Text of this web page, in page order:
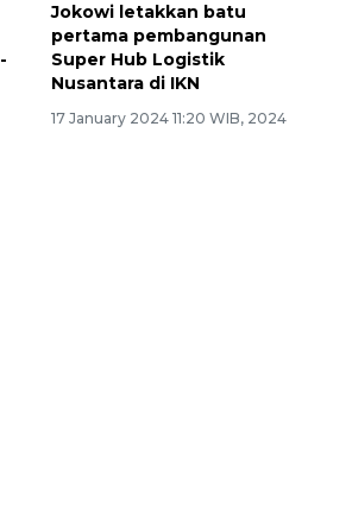
Jokowi letakkan batu
pertama pembangunan
Super Hub Logistik
Nusantara di IKN
17 January 2024 11:20 WIB, 2024